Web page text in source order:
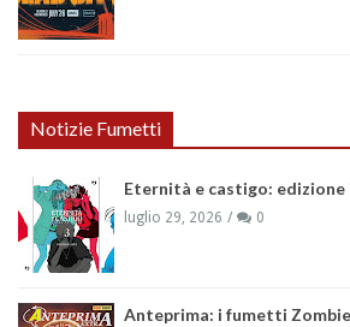
Notizie Fumetti
Eternità e castigo: edizione
luglio 29, 2026 0
Anteprima: i fumetti